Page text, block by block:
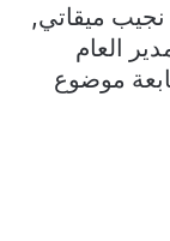
ميقاتي,
العام
موضوع